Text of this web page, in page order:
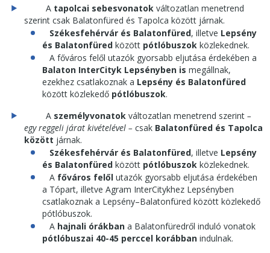
A tapolcai sebesvonatok változatlan menetrend
szerint csak Balatonfüred és Tapolca között járnak.
Székesfehérvár és Balatonfüred, illetve Lepsény
és Balatonfüred között pótlóbuszok közlekednek.
A főváros felől utazók gyorsabb eljutása érdekében a
Balaton InterCityk Lepsényben is megállnak,
ezekhez csatlakoznak a Lepsény és Balatonfüred
között közlekedő pótlóbuszok.
A személyvonatok változatlan menetrend szerint –
egy reggeli járat kivételével – csak Balatonfüred és Tapolca
között járnak.
Székesfehérvár és Balatonfüred, illetve Lepsény
és Balatonfüred között pótlóbuszok közlekednek.
A főváros felől utazók gyorsabb eljutása érdekében
a Tópart, illetve Agram InterCitykhez Lepsényben
csatlakoznak a Lepsény–Balatonfüred között közlekedő
pótlóbuszok.
A hajnali órákban a Balatonfüredről induló vonatok
pótlóbuszai 40-45 perccel korábban indulnak.